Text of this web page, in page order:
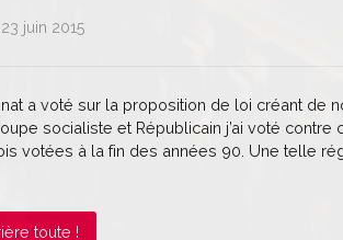
23 juin 2015
a voté sur la proposition de loi créant
socialiste et Républicain j’ai voté
votées à la fin des années 90. Une telle
toute !